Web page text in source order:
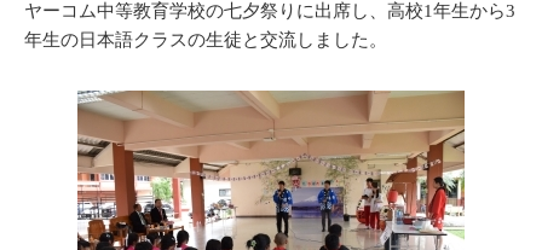
ヤーコム中等教育学校の七夕祭りに出席し、高校1年生から3
年生の日本語クラスの生徒と交流しました。